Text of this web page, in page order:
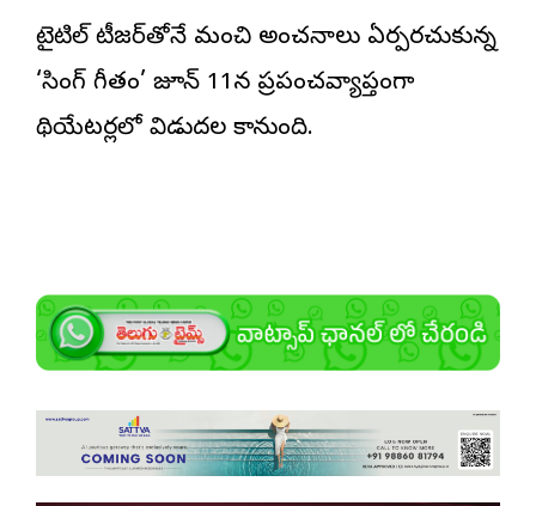
టైటిల్ టీజర్‌తోనే మంచి అంచనాలు ఏర్పరచుకున్న
‘సింగ్ గీతం’ జూన్ 11న ప్రపంచవ్యాప్తంగా
థియేటర్లలో విడుదల కానుంది.